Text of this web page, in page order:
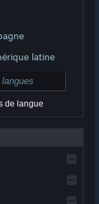
réservés. Toutes les
d'autres pays.
latine
de langue